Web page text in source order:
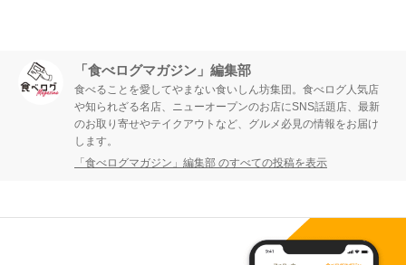
「食べログマガジン」編集部
食べることを愛してやまない食いしん坊集団。食べログ人気店
や知られざる名店、ニューオープンのお店にSNS話題店、最新
のお取り寄せやテイクアウトなど、グルメ必見の情報をお届け
します。
「食べログマガジン」編集部 のすべての投稿を表示